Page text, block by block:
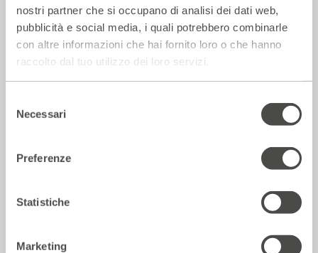
nostri partner che si occupano di analisi dei dati web,
pubblicità e social media, i quali potrebbero combinarle
con altre informazioni che hai fornito loro o che hanno
raccolto dal tuo utilizzo dei loro servizi.
delNecessari
Preferenze
Statistiche
Marketing
La Repubblica – In scena gli eroi di
strada secondo Raffaele Viviani
14 Luglio 2026